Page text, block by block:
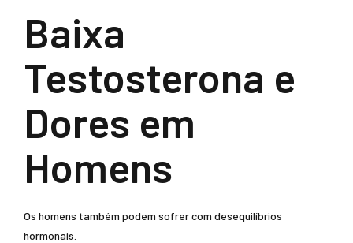
Baixa
Testosterona e
Dores em
Homens
Os homens também podem sofrer com desequilíbrios
hormonais.